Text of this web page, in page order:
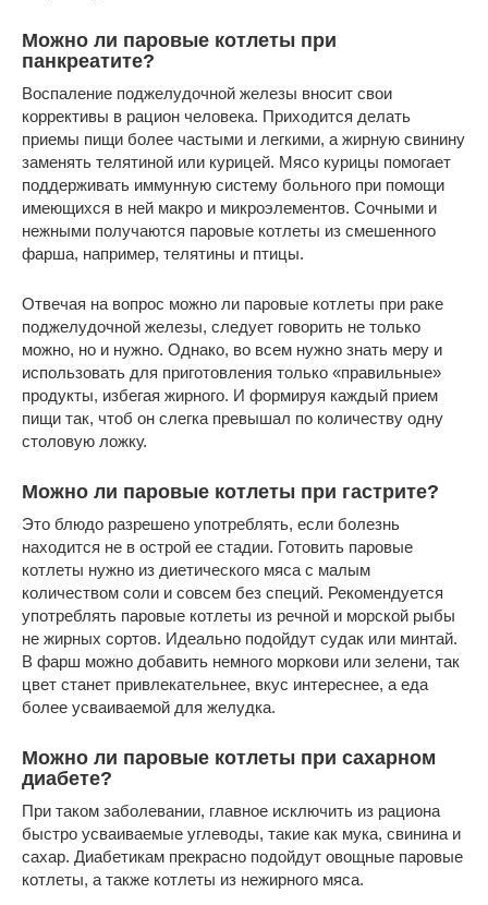
Можно ли паровые котлеты при
панкреатите?
Воспаление поджелудочной железы вносит свои
коррективы в рацион человека. Приходится делать
приемы пищи более частыми и легкими, а жирную свинину
заменять телятиной или курицей. Мясо курицы помогает
поддерживать иммунную систему больного при помощи
имеющихся в ней макро и микроэлементов. Сочными и
нежными получаются паровые котлеты из смешенного
фарша, например, телятины и птицы.
Отвечая на вопрос можно ли паровые котлеты при раке
поджелудочной железы, следует говорить не только
можно, но и нужно. Однако, во всем нужно знать меру и
использовать для приготовления только «правильные»
продукты, избегая жирного. И формируя каждый прием
пищи так, чтоб он слегка превышал по количеству одну
столовую ложку.
Можно ли паровые котлеты при гастрите?
Это блюдо разрешено употреблять, если болезнь
находится не в острой ее стадии. Готовить паровые
котлеты нужно из диетического мяса с малым
количеством соли и совсем без специй. Рекомендуется
употреблять паровые котлеты из речной и морской рыбы
не жирных сортов. Идеально подойдут судак или минтай.
В фарш можно добавить немного моркови или зелени, так
цвет станет привлекательнее, вкус интереснее, а еда
более усваиваемой для желудка.
Можно ли паровые котлеты при сахарном
диабете?
При таком заболевании, главное исключить из рациона
быстро усваиваемые углеводы, такие как мука, свинина и
сахар. Диабетикам прекрасно подойдут овощные паровые
котлеты, а также котлеты из нежирного мяса.